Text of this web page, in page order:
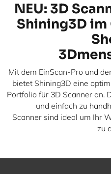
NEU: 3D
Shining3D im
Mit dem EinScan-Pro und
bietet Shining3D eine
Portfolio für 3D Scanner an.
und einfach zu
Scanner sind ideal um Ihr
zu